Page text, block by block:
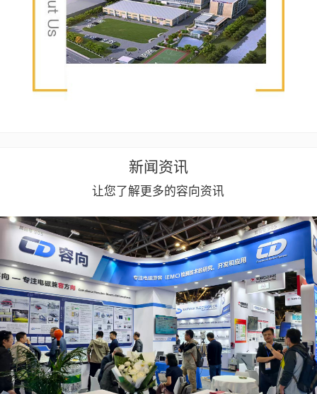
新闻资讯
让您了解更多的容向资讯